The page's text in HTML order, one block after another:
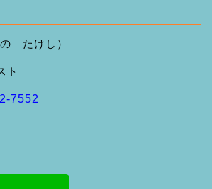
たけし）
ト
7552